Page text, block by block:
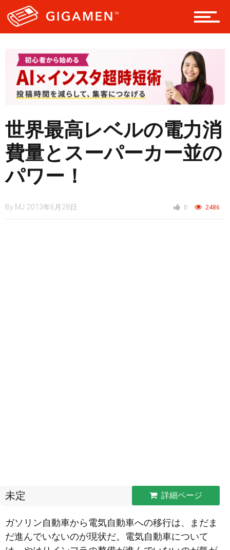
テック
レジャー
スタイル
仮想通貨
世界最高レベルの電力消
費量とスーパーカー並の
パワー！
By MJ 2013年6月28日 0 2486
未定 詳細ページ
ガソリン自動車から電気自動車への移行は、まだま
だ進んでいないのが現状だ。電気自動車について